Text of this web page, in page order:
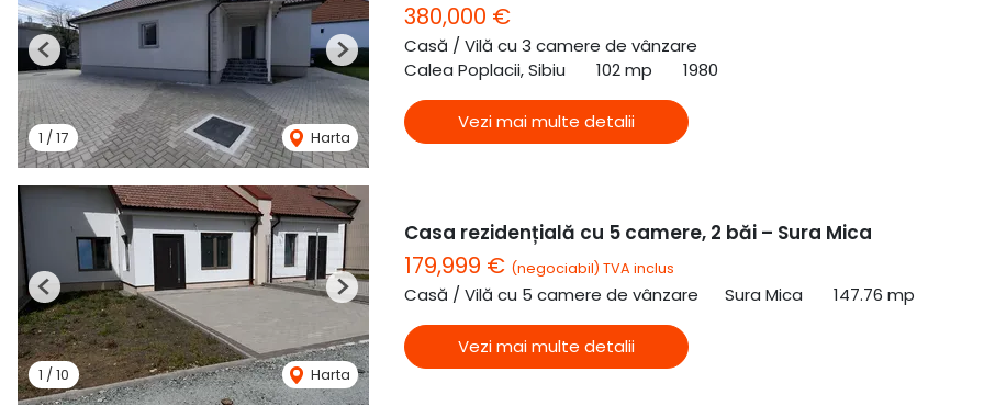
1 /17 Harta
Previous Next
380,000 €
Casă / Vilă cu 3 camere de vânzare
Calea Poplacii, Sibiu
102 mp 1980
Vezi mai multe detalii
1 /10 Harta
Previous Next
Casa rezidențială cu 5 camere, 2 băi – Sura Mica
179,999 € (negociabil) TVA inclus
Casă / Vilă cu 5 camere de vânzare Sura Mica 147.76 mp
Vezi mai multe detalii